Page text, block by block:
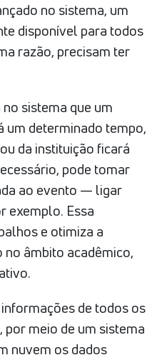
no sistema, um
disponível para todos
razão, precisam ter
sistema que um
um determinado tempo,
da instituição ficará
pode tomar
ao evento — ligar
exemplo. Essa
e otimiza a
no âmbito acadêmico,
de todos os
meio de um sistema
nuvem os dados